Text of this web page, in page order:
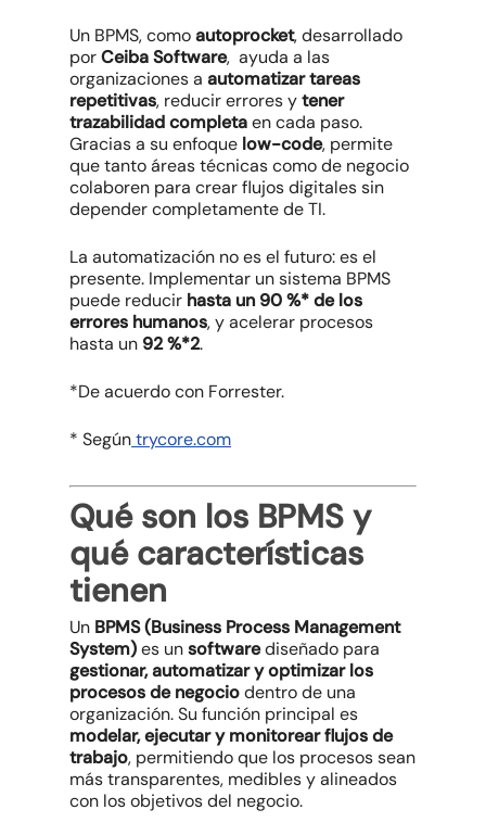
Un BPMS, comoautoprocket, desarrollado
porCeiba Software, ayuda a las
organizaciones aautomatizar tareas
repetitivas, reducir errores ytener
trazabilidad completaen cada paso.
Gracias a su enfoque low-code, permite
que tanto áreas técnicas como de negocio
colaboren para crear flujos digitales sin
depender completamente de TI.
La automatización no es el futuro: es el
presente. Implementar un sistema BPMS
puede reducir hasta un 90 %* de los
errores humanos, y acelerar procesos
hasta un 92 %*2.
*De acuerdo con Forrester.
* Segúntrycore.com
Qué son los BPMS y
qué características
tienen
Un BPMS (Business Process Management
System)es unsoftwarediseñado para
gestionar, automatizar y optimizar los
procesos de negociodentro de una
organización. Su función principal es
modelar, ejecutar y monitorear flujos de
trabajo, permitiendo que los procesos sean
más transparentes, medibles y alineados
con los objetivos del negocio.